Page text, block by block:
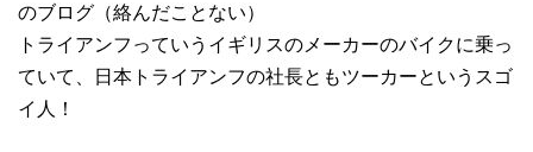
のブログ（絡んだことない）
トライアンフっていうイギリスのメーカーのバイクに乗っ
ていて、日本トライアンフの社長ともツーカーというスゴ
イ人！